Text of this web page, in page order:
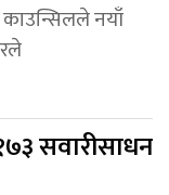
नयाँ
सवारीसाधन